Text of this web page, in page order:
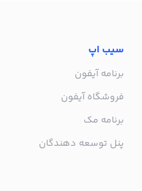
سیب اپ
برنامه آیفون
فروشگاه آیفون
برنامه مک
پنل توسعه دهندگان